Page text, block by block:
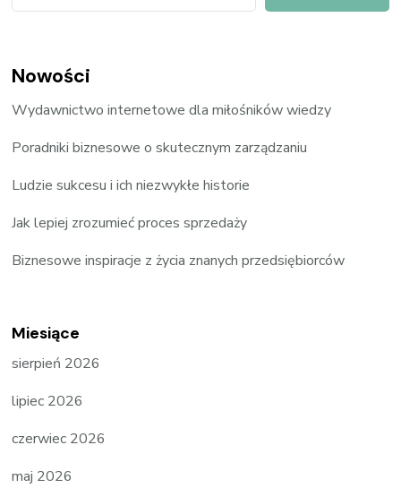
Nowości
Wydawnictwo internetowe dla miłośników wiedzy
Poradniki biznesowe o skutecznym zarządzaniu
Ludzie sukcesu i ich niezwykłe historie
Jak lepiej zrozumieć proces sprzedaży
Biznesowe inspiracje z życia znanych przedsiębiorców
Miesiące
sierpień 2026
lipiec 2026
czerwiec 2026
maj 2026